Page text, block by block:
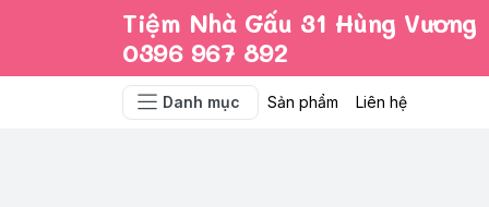
Tiệm Nhà Gấu 31 Hùng Vương
0396 967 892
Danh mục Sản phẩm Liên hệ